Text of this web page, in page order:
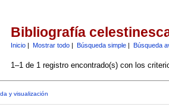
Bibliografía
Inicio| Mostrar todo| Búsqueda simple| Búsqueda
1–1 de 1 registro encontrado(s) con los
y visualización